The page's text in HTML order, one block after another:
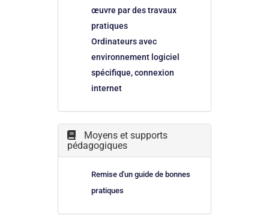
œuvre par des travaux
pratiques
Ordinateurs avec
environnement logiciel
spécifique, connexion
internet
Moyens et supports
pédagogiques
Remise d'un guide de bonnes
pratiques